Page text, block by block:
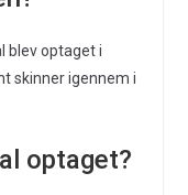
blev optaget i
skinner igennem i
optaget?